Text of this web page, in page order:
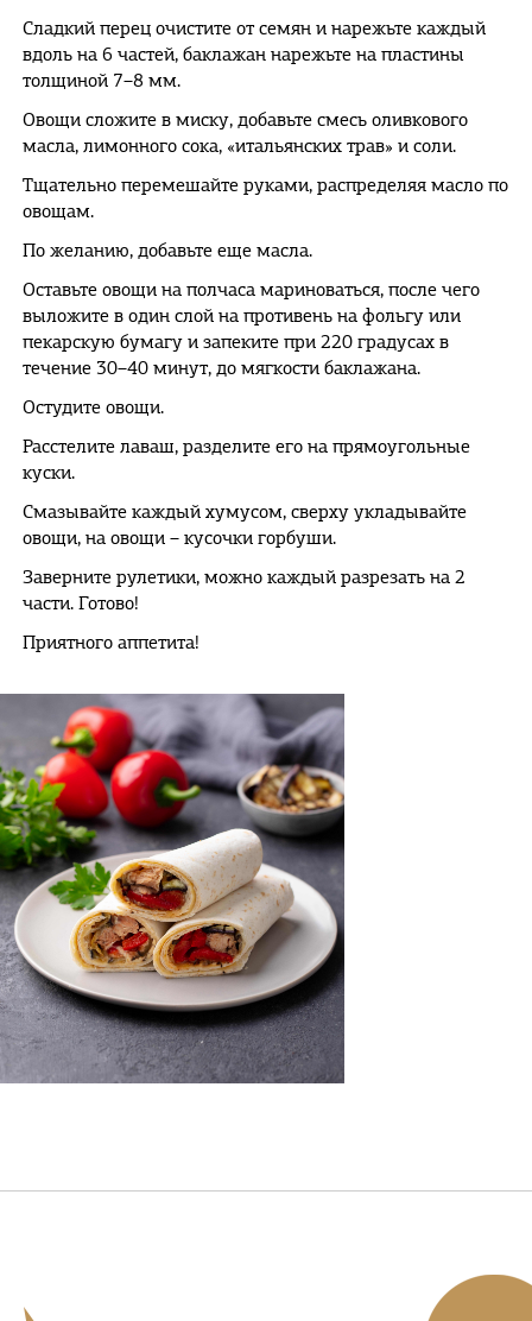
Сладкий перец очистите от семян и нарежьте каждый
вдоль на 6 частей, баклажан нарежьте на пластины
толщиной 7–8 мм.
Овощи сложите в миску, добавьте смесь оливкового
масла, лимонного сока, «итальянских трав» и соли.
Тщательно перемешайте руками, распределяя масло по
овощам.
По желанию, добавьте еще масла.
Оставьте овощи на полчаса мариноваться, после чего
выложите в один слой на противень на фольгу или
пекарскую бумагу и запеките при 220 градусах в
течение 30–40 минут, до мягкости баклажана.
Остудите овощи.
Расстелите лаваш, разделите его на прямоугольные
куски.
Смазывайте каждый хумусом, сверху укладывайте
овощи, на овощи – кусочки горбуши.
Заверните рулетики, можно каждый разрезать на 2
части. Готово!
Приятного аппетита!